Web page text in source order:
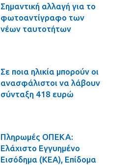
Σημαντική αλλαγή για το
φωτοαντίγραφο των
νέων ταυτοτήτων
Σε ποια ηλικία μπορούν οι
ανασφάλιστοι να λάβουν
σύνταξη 418 ευρώ
Πληρωμές ΟΠΕΚΑ:
Ελάχιστο Εγγυημένο
Εισόδημα (ΚΕΑ), Επίδομα